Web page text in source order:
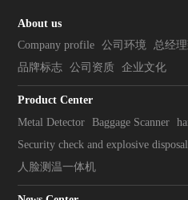
About us
Company profile 公司环境 总经
品牌标志 公司资质 企业文化
Product Center
Metal Detector Baggage Scanner
Security check and explosive disposal
人脸测温一体机